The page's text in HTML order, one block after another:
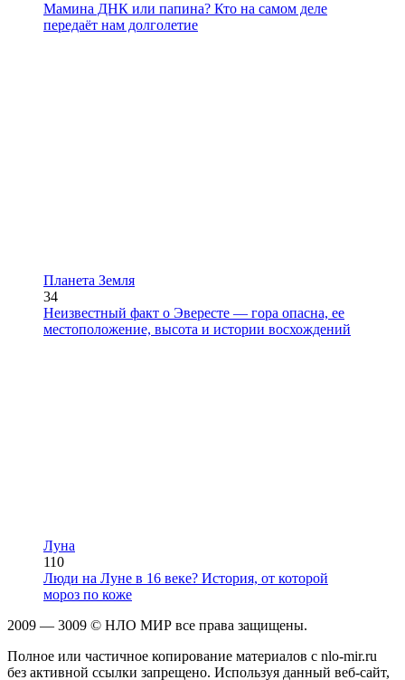
Мамина ДНК или папина? Кто на самом деле
передаёт нам долголетие
Планета Земля
34
Неизвестный факт о Эвересте — гора опасна, ее
местоположение, высота и истории восхождений
Луна
110
Люди на Луне в 16 веке? История, от которой
мороз по коже
2009 — 3009 © НЛО МИР все права защищены.
Полное или частичное копирование материалов с nlo-mir.ru
без активной ссылки запрещено. Используя данный веб-сайт,